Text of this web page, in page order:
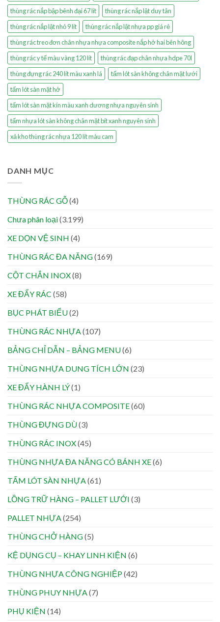
thùng rác nắp bập bênh đại 67 lít
thùng rác nắp lật duy tân
thùng rác nắp lật nhỏ 9 lít
thùng rác nắp lật nhựa pp giá rẻ
thùng rác treo đơn chân nhựa nhựa composite nắp hở hai bên hông
thùng rác y tế màu vàng 120 lít
thùng rác đạp chân nhựa hdpe 70l
thùng đựng rác 240 lít màu xanh lá
tấm lót sàn không chân mặt lưới
tấm lót sàn mặt hở
tấm lót sàn mặt kín màu xanh dương nhựa nguyên sinh
tấm nhựa lót sàn không chân mặt bít xanh nguyên sinh
xả kho thùng rác nhựa 120 lít màu cam
DANH MỤC
THÙNG RÁC GỖ(4)
Chưa phân loại(3.199)
XE DỌN VỆ SINH (4)
THÙNG RÁC ĐA NĂNG(169)
CỘT CHẮN INOX(8)
XE ĐẨY RÁC (58)
BỤC PHÁT BIỂU(2)
THÙNG RÁC NHỰA (107)
BẢNG CHỈ DẪN – BẢNG MENU(6)
THÙNG NHỰA DUNG TÍCH LỚN (23)
XE ĐẨY HÀNH LÝ(1)
THÙNG RÁC NHỰA COMPOSITE(60)
THÙNG ĐỰNG DÙ(3)
THÙNG RÁC INOX(45)
THÙNG NHỰA ĐA NĂNG CÓ BÁNH XE(6)
TẤM LÓT SÀN NHỰA (61)
LỒNG TRỮ HÀNG – PALLET LƯỚI (3)
PALLET NHỰA (254)
THÙNG CHỞ HÀNG(5)
KỆ DỤNG CỤ – KHAY LINH KIỆN (6)
THÙNG NHỰA CÔNG NGHIỆP(42)
THÙNG PHUY NHỰA (7)
PHỤ KIỆN (14)